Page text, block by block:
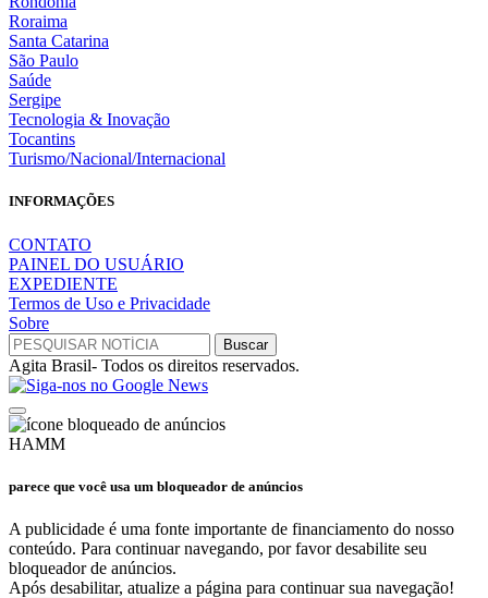
Roraima
Santa Catarina
São Paulo
Saúde
Sergipe
Tecnologia & Inovação
Tocantins
Turismo/Nacional/Internacional
INFORMAÇÕES
CONTATO
PAINEL DO USUÁRIO
EXPEDIENTE
Termos de Uso e Privacidade
Sobre
Agita Brasil- Todos os direitos reservados.
HAMM
parece que você usa um bloqueador de anúncios
A publicidade é uma fonte importante de financiamento do nosso
conteúdo. Para continuar navegando, por favor desabilite seu
bloqueador de anúncios.
Após desabilitar, atualize a página para continuar sua navegação!